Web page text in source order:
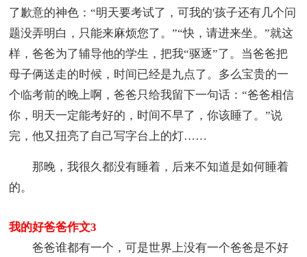
了歉意的神色：“明天要考试了，可我的'孩子还有几个问
题没弄明白，只能来麻烦您了。”“快，请进来坐。”就这
样，爸爸为了辅导他的学生，把我“驱逐”了。当爸爸把
母子俩送走的时候，时间已经是九点了。多么宝贵的一
个临考前的晚上啊，爸爸只给我留下一句话：“爸爸相信
你，明天一定能考好的，时间不早了，你该睡了。”说
完，他又扭亮了自己写字台上的灯……
那晚，我很久都没有睡着，后来不知道是如何睡着
的。
我的好爸爸作文3
爸爸谁都有一个，可是世界上没有一个爸爸是不好